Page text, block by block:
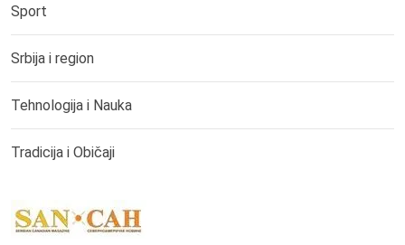
Sport
Srbija i region
Tehnologija i Nauka
Tradicija i Običaji